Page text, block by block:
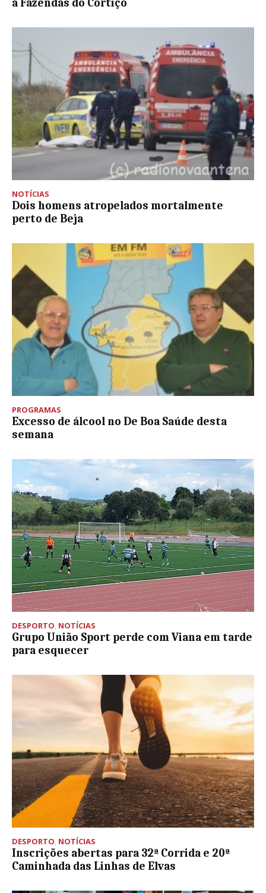
a Fazendas do Cortiço
NOTÍCIAS
Dois homens atropelados mortalmente
perto de Beja
PROGRAMAS
Excesso de álcool no De Boa Saúde desta
semana
DESPORTO NOTÍCIAS
Grupo União Sport perde com Viana em tarde
para esquecer
DESPORTO, NOTÍCIAS
Inscrições abertas para 32ª Corrida e 20ª
Caminhada das Linhas de Elvas